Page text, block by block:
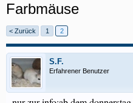
Farbmäuse
< Zurück 1 2
S.F.
Erfahrener Benutzer